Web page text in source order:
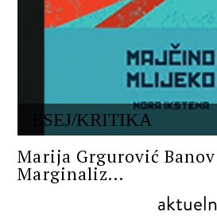
ESEJ/KRITIKA
Marija Grgurović
Marginaliz...